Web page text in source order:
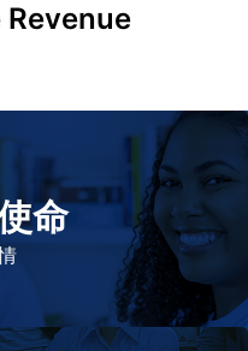
命
健康和质量